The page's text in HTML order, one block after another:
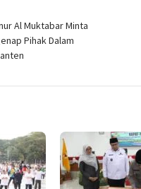
Al Muktabar Minta
Pihak Dalam